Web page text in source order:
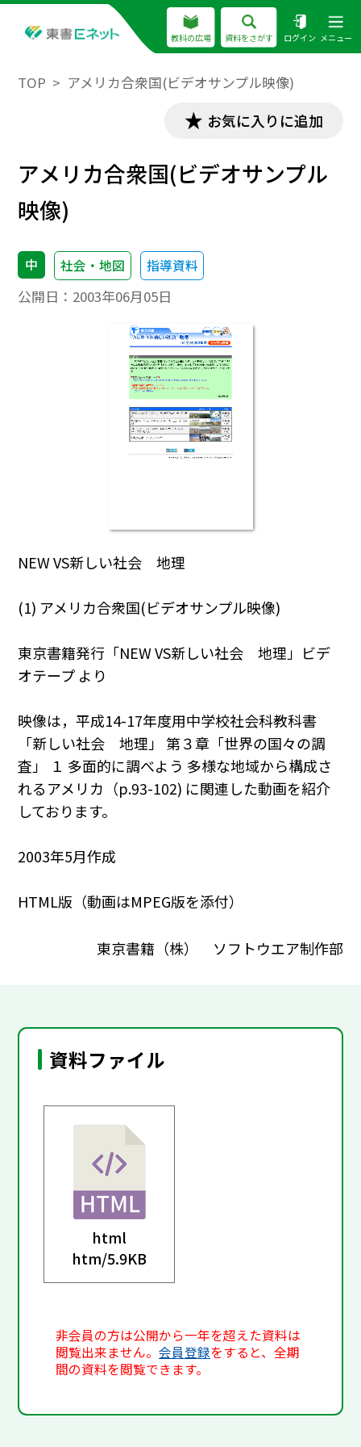
教科の広場 資料をさがす ログイン メニュー
TOP アメリカ合衆国(ビデオサンプル映像)
お気に入りに追加
アメリカ合衆国(ビデオサンプル
映像)
中 社会・地図 指導資料
公開日： 2003年06月05日
NEW VS新しい社会 地理
(1) アメリカ合衆国(ビデオサンプル映像)
東京書籍発行「NEW VS新しい社会 地理」ビデ
オテープ より
映像は，平成14-17年度用中学校社会科教科書
「新しい社会 地理」 第３章「世界の国々の調
査」 １ 多面的に調べよう 多様な地域から構成さ
れるアメリカ（p.93-102) に関連した動画を紹介
しております。
2003年5月作成
HTML版（動画はMPEG版を添付）
東京書籍（株） ソフトウエア制作部
資料ファイル
html
htm/5.9KB
非会員の方は公開から一年を超えた資料は
閲覧出来ません。会員登録をすると、全期
間の資料を閲覧できます。